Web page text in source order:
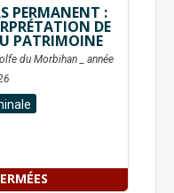
PERMANENT :
DE
PATRIMOINE
du Morbihan _ année